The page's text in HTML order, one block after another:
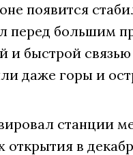
появится
перед большим
и быстрой
даже горы и
станции
в